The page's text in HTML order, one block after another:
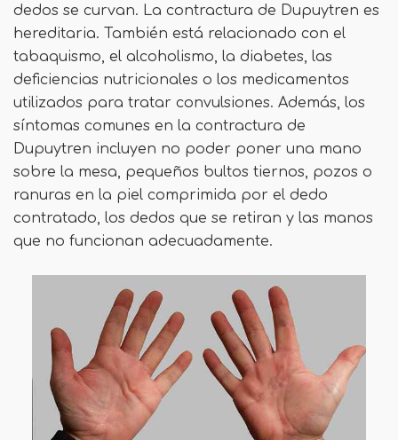
dedos se curvan. La contractura de Dupuytren es
hereditaria. También está relacionado con el
tabaquismo, el alcoholismo, la diabetes, las
deficiencias nutricionales o los medicamentos
utilizados para tratar convulsiones. Además, los
síntomas comunes en la contractura de
Dupuytren incluyen no poder poner una mano
sobre la mesa, pequeños bultos tiernos, pozos o
ranuras en la piel comprimida por el dedo
contratado, los dedos que se retiran y las manos
que no funcionan adecuadamente.